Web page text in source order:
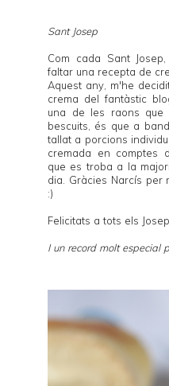
Sant Josep
Com cada Sant
faltar una recepta de
Aquest any, m'he
crema del fantàstic
una de les raons que
bescuits, és que a
tallat a porcions
cremada en comptes
que es troba a la
dia. Gràcies Narcís per
:)
Felicitats a tots els
I un record molt especial